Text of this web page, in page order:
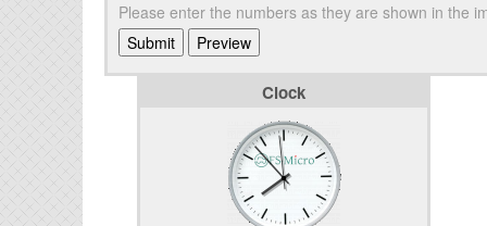
Please enter the numbers as they are shown in the
Clock